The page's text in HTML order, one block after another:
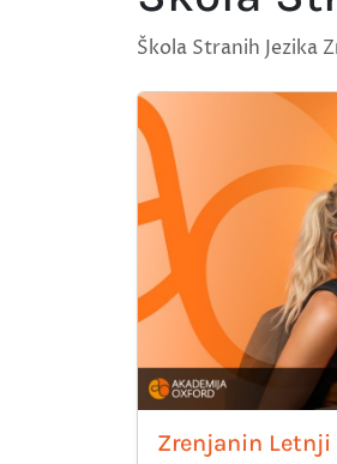
Škola Stranih Jezika
Zrenjanin